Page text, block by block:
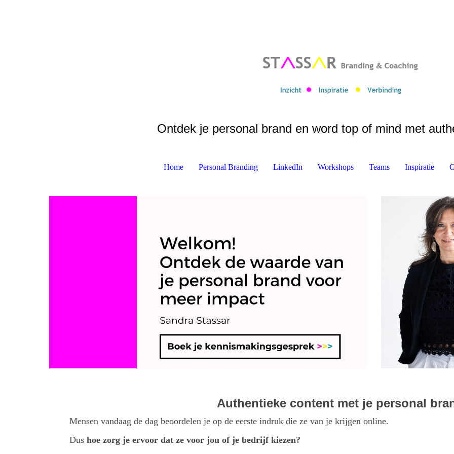
Ontdek je personal brand en word top of mind met
Home Personal Branding LinkedIn Workshops Teams Inspiratie
Authentieke content met je personal
Mensen vandaag de dag beoordelen je op de eerste indruk die ze van je krijgen online.
Dus hoe zorg je ervoor dat ze voor jou of je bedrijf kiezen?